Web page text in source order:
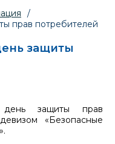
/
прав потребителей
защиты
защиты прав
«Безопасные